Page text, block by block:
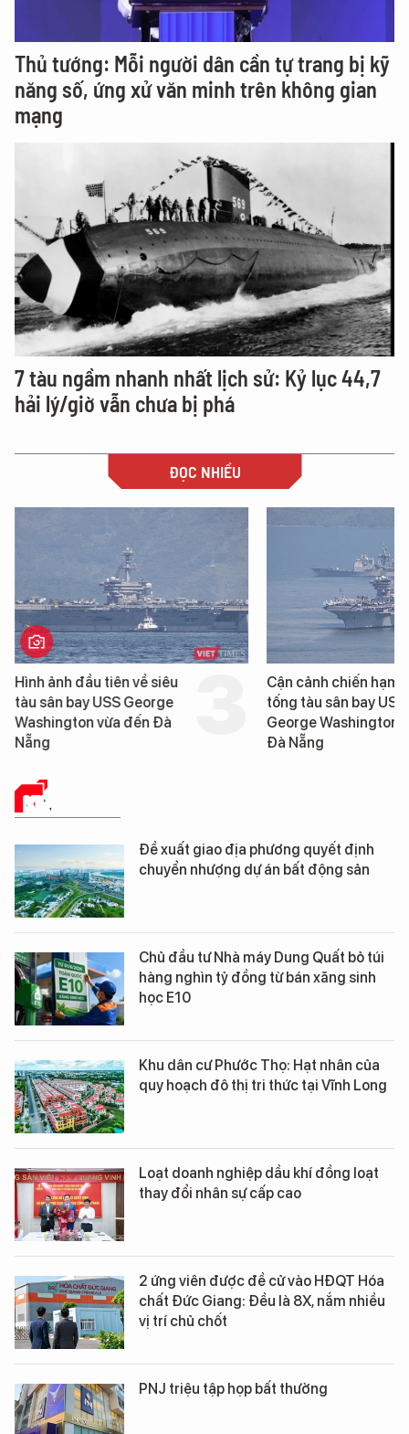
Thủ tướng: Mỗi người dân cần tự trang bị kỹ
năng số, ứng xử văn minh trên không gian
mạng
7 tàu ngầm nhanh nhất lịch sử: Kỷ lục 44,7
hải lý/giờ vẫn chưa bị phá
ĐỌC NHIỀU
Hình ảnh đầu tiên về siêu
tàu sân bay USS George
Washington vừa đến Đà
Nẵng
Cận cảnh chiến hạm
tống tàu sân bay USS
George Washington
Đà Nẵng
KINH TẾ SỐ
Đề xuất giao địa phương quyết định
chuyển nhượng dự án bất động sản
Chủ đầu tư Nhà máy Dung Quất bỏ túi
hàng nghìn tỷ đồng từ bán xăng sinh
học E10
Khu dân cư Phước Thọ: Hạt nhân của
quy hoạch đô thị tri thức tại Vĩnh Long
Loạt doanh nghiệp dầu khí đồng loạt
thay đổi nhân sự cấp cao
2 ứng viên được đề cử vào HĐQT Hóa
chất Đức Giang: Đều là 8X, nắm nhiều
vị trí chủ chốt
PNJ triệu tập họp bất thường